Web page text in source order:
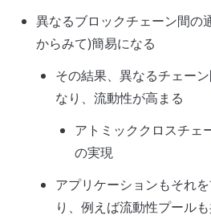
異なるブロックチェーン間の
からみて)簡易になる
その結果、異なるチェー
なり、流動性が高まる
アトミッククロスチェ
の実現
アプリケーションもそれ
り、例えば流動性プールも